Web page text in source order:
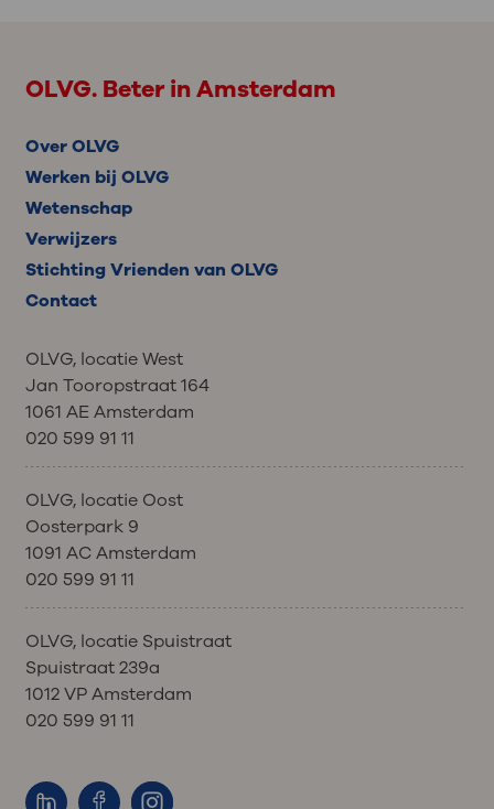
OLVG. Beter in Amsterdam
Over OLVG
Werken bij OLVG
Wetenschap
Verwijzers
Stichting Vrienden van OLVG
Contact
OLVG, locatie West
Jan Tooropstraat 164
1061 AE Amsterdam
020 599 91 11
OLVG, locatie Oost
Oosterpark 9
1091 AC Amsterdam
020 599 91 11
OLVG, locatie Spuistraat
Spuistraat 239a
1012 VP Amsterdam
020 599 91 11